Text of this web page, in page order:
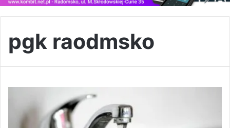
pgk raodmsko